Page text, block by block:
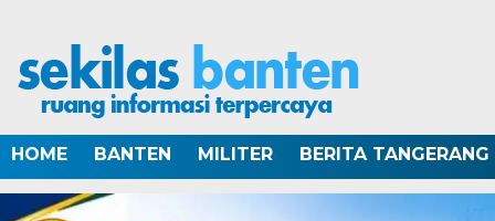
HOME BANTEN MILITER BERITA TANGERANG